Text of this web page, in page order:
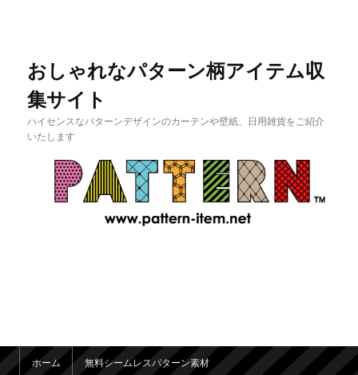
おしゃれなパターン柄アイテム収
集サイト
ハイセンスなパターンデザインのカーテンや壁紙、日用雑貨をご紹介
いたします
メインメニュー
メインコンテンツへ移動
サブコンテンツへ移動
ホーム 無料シームレスパターン素材